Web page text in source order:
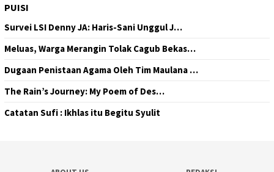
PUISI
Survei LSI Denny JA: Haris-Sani Unggul J…
Meluas, Warga Merangin Tolak Cagub Bekas…
Dugaan Penistaan Agama Oleh Tim Maulana …
The Rain’s Journey: My Poem of Des…
Catatan Sufi : Ikhlas itu Begitu Syulit